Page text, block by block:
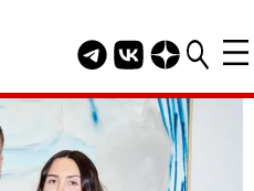
Telegram канал
Группа HELLO
Канал